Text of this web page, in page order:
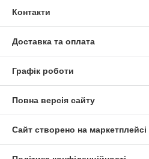
Контакти
Доставка та оплата
Графік роботи
Повна версія сайту
Сайт створено на маркетплейсі